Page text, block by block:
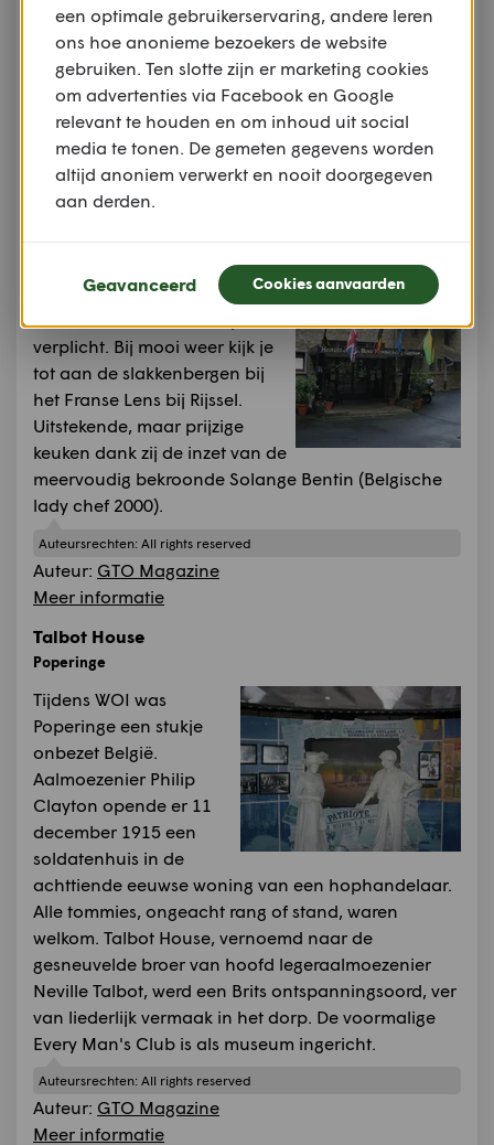
De route naar de
Kemmelberg vinden, is
geen enkel probleem.
Meer informatie
hostellerie de kemmelberg
Kemmel
van de Heuvelland-streek ligt
Hostellerie Kemmelberg.
verplicht. Bij mooi weer kijk je
tot aan de slakkenbergen bij
het Franse Lens bij Rijssel.
Uitstekende, maar prijzige
keuken dank zij de inzet van de
meervoudig bekroonde Solange Bentin (Belgische
lady chef 2000).
Auteursrechten: All rights reserved
Auteur: GTO Magazine
Meer informatie
Talbot House
Poperinge
Tijdens WOI was
Poperinge een stukje
onbezet België.
Aalmoezenier Philip
Clayton opende er 11
december 1915 een
soldatenhuis in de
achttiende eeuwse woning van een hophandelaar.
Alle tommies, ongeacht rang of stand, waren
welkom. Talbot House, vernoemd naar de
gesneuvelde broer van hoofd legeraalmoezenier
Neville Talbot, werd een Brits ontspanningsoord, ver
van liederlijk vermaak in het dorp. De voormalige
Every Man's Club is als museum ingericht.
Auteursrechten: All rights reserved
Auteur: GTO Magazine
Meer informatie
een optimale gebruikerservaring, andere leren
ons hoe anonieme bezoekers de website
gebruiken. Ten slotte zijn er marketing cookies
om advertenties via Facebook en Google
relevant te houden en om inhoud uit social
media te tonen. De gemeten gegevens worden
altijd anoniem verwerkt en nooit doorgegeven
aan derden.
Geavanceerd Cookies aanvaarden